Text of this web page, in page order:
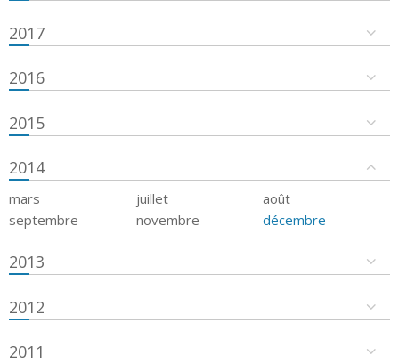
2017
2016
2015
2014
mars juillet
août
septembre
novembre décembre
2013
2012
2011